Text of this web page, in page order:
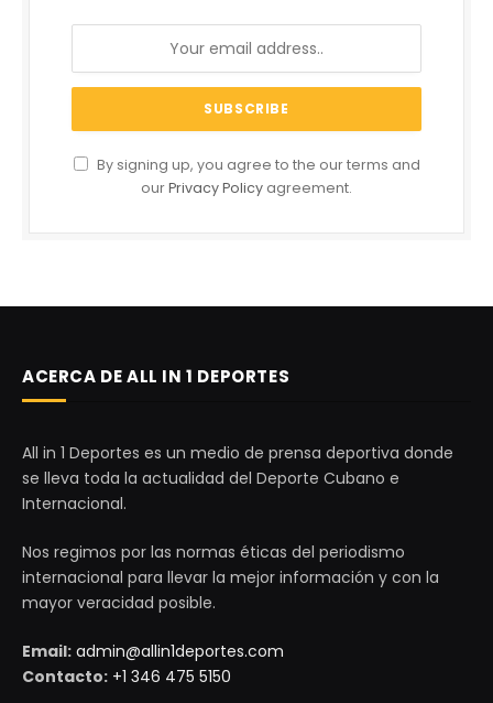
By signing up, you agree to the our terms and
ourPrivacy Policy agreement.
ACERCA DE ALL IN 1 DEPORTES
All in 1 Deportes es un medio de prensa deportiva donde
se lleva toda la actualidad del Deporte Cubano e
Internacional.
Nos regimos por las normas éticas del periodismo
internacional para llevar la mejor información y con la
mayor veracidad posible.
Email: admin@allin1deportes.com
Contacto: +1 346 475 5150